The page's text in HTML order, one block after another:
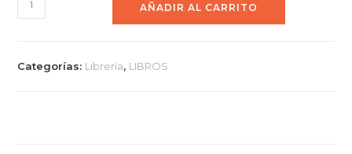
AÑADIR AL CARRITO
Categorías: Librería, LIBROS